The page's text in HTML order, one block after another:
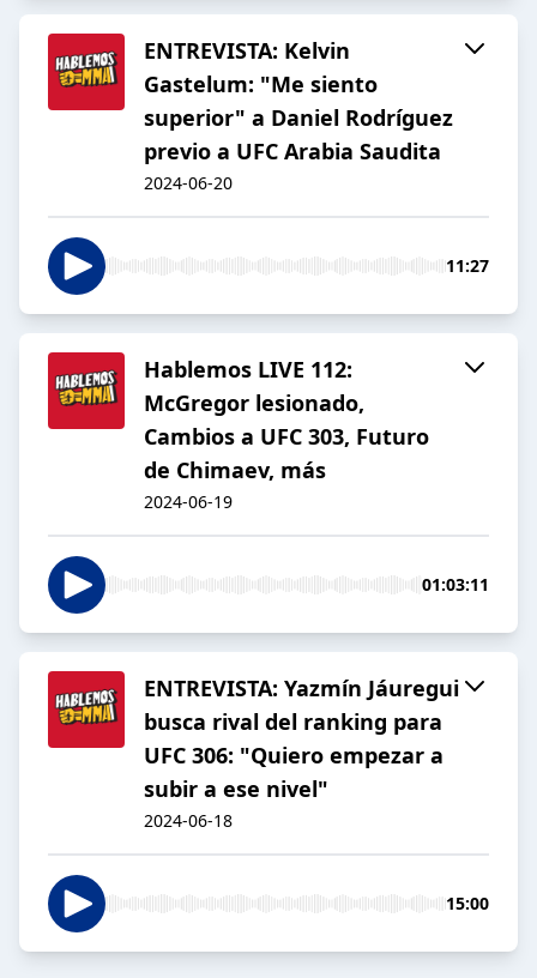
ENTREVISTA: Kelvin
Gastelum: "Me siento
superior" a Daniel Rodríguez
previo a UFC Arabia Saudita
2024-06-20
11:27
Hablemos LIVE 112:
McGregor lesionado,
Cambios a UFC 303, Futuro
de Chimaev, más
2024-06-19
01:03:11
ENTREVISTA: Yazmín Jáuregui
busca rival del ranking para
UFC 306: "Quiero empezar a
subir a ese nivel"
2024-06-18
15:00